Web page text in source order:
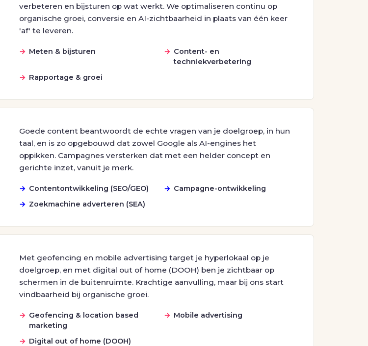
verbeteren en bijsturen op wat werkt. We optimaliseren continu op
organische groei, conversie en AI-zichtbaarheid in plaats van één keer
'af' te leveren.
Meten & bijsturen
Content- en
techniekverbetering
Rapportage & groei
Goede content beantwoordt de echte vragen van je doelgroep, in hun
taal, en is zo opgebouwd dat zowel Google als AI-engines het
oppikken. Campagnes versterken dat met een helder concept en
gerichte inzet, vanuit je merk.
Contentontwikkeling (SEO/GEO)
Campagne-ontwikkeling
Zoekmachine adverteren (SEA)
Met geofencing en mobile advertising target je hyperlokaal op je
doelgroep, en met digital out of home (DOOH) ben je zichtbaar op
schermen in de buitenruimte. Krachtige aanvulling, maar bij ons start
vindbaarheid bij organische groei.
Geofencing & location based
marketing
Mobile advertising
Digital out of home (DOOH)